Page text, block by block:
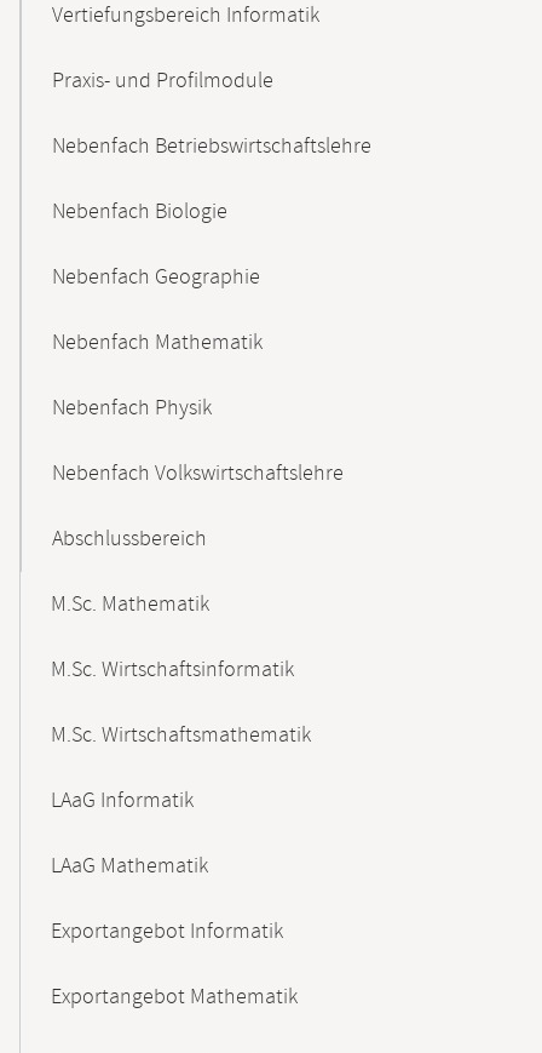
Vertiefungsbereich Informatik
Praxis- und Profilmodule
Nebenfach Betriebswirtschaftslehre
Nebenfach Biologie
Nebenfach Geographie
Nebenfach Mathematik
Nebenfach Physik
Nebenfach Volkswirtschaftslehre
Abschlussbereich
M.Sc. Mathematik
M.Sc. Wirtschaftsinformatik
M.Sc. Wirtschaftsmathematik
LAaG Informatik
LAaG Mathematik
Exportangebot Informatik
Exportangebot Mathematik